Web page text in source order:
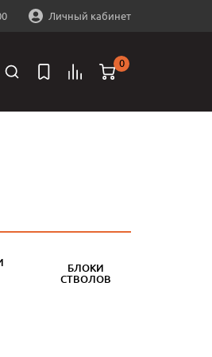
Личный кабинет
0
БЛОКИ
СТВОЛОВ